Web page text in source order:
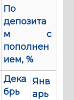
По
депозита
м с
пополнен
ием, %
Дека
брь
Янв
арь